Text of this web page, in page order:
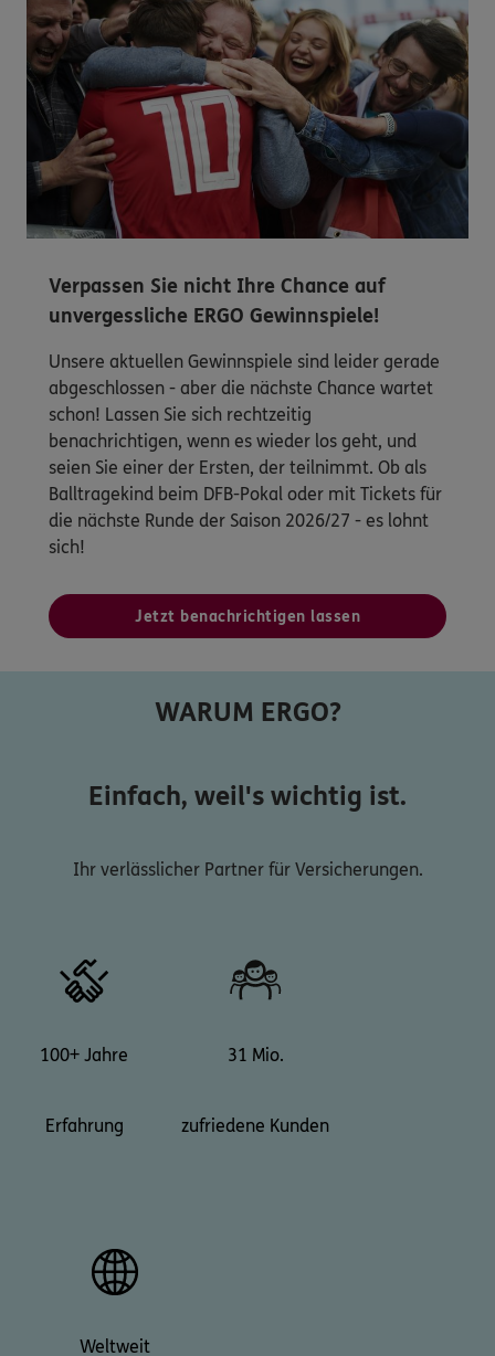
Verpassen Sie nicht Ihre Chance auf
unvergessliche ERGO Gewinnspiele!
Unsere aktuellen Gewinnspiele sind leider gerade
abgeschlossen - aber die nächste Chance wartet
schon! Lassen Sie sich rechtzeitig
benachrichtigen, wenn es wieder los geht, und
seien Sie einer der Ersten, der teilnimmt. Ob als
Balltragekind beim DFB-Pokal oder mit Tickets für
die nächste Runde der Saison 2026/27 - es lohnt
sich!
Jetzt benachrichtigen lassen
WARUM ERGO?
Einfach, weil's wichtig ist.
Ihr verlässlicher Partner für Versicherungen.
100+ Jahre
Erfahrung
31 Mio.
zufriedene Kunden
Weltweit